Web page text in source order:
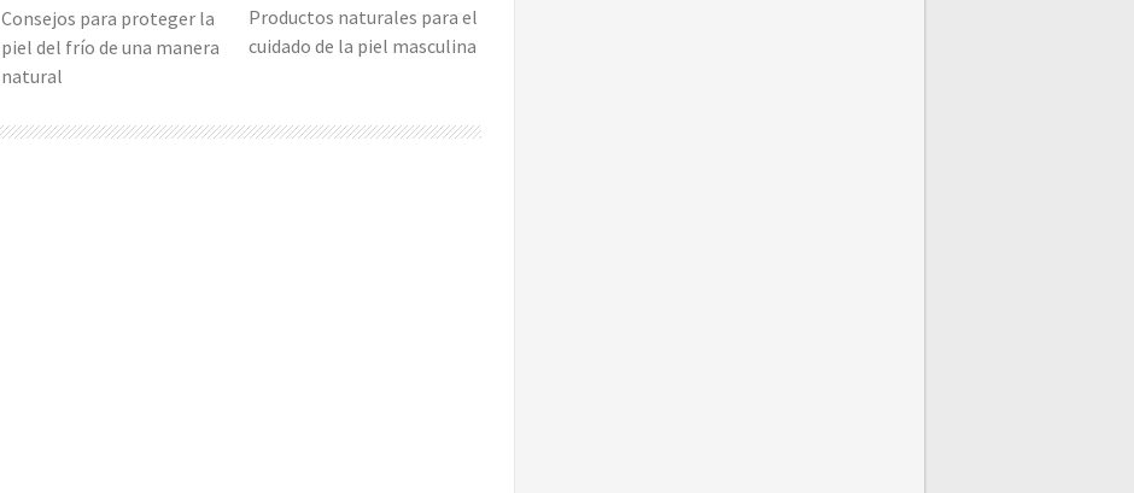
Consejos para proteger la
piel del frío de una manera
natural
Productos naturales para el
cuidado de la piel masculina